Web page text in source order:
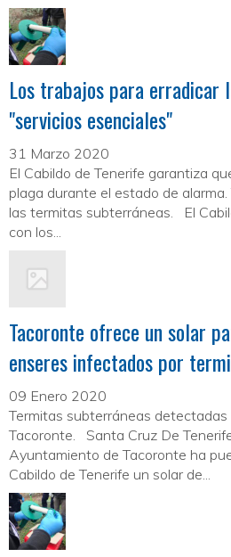
Los trabajos para erradicar
"servicios esenciales"
31 Marzo 2020
El Cabildo de Tenerife garantiza
plaga durante el estado de
las termitas subterráneas. El
con los...
Tacoronte ofrece un solar
enseres infectados por
09 Enero 2020
Termitas subterráneas detectadas
Tacoronte. Santa Cruz De
Ayuntamiento de Tacoronte ha
Cabildo de Tenerife un solar de...